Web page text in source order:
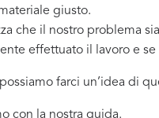
giusto.
che il nostro problema
effettuato il lavoro e
farci un’idea di
con la nostra guida.